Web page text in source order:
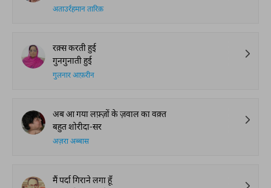
अताउर्रहमान तारिक़
रक़्स करती हुई
गुनगुनाती हुई
गुलनार आफ़रीन
अब आ गया लफ़्ज़ों के ज़वाल का वक़्त
बहुत शोरीदा-सर
अज़रा अब्बास
मैं पर्दा गिराने लगा हूँ